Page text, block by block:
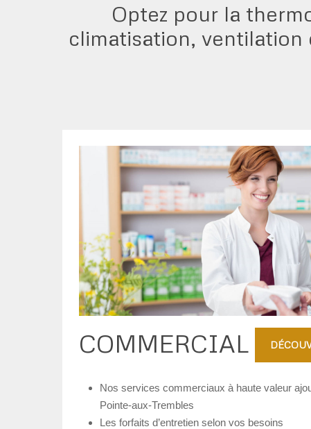
Optez pour la
climatisation, ventilation
COMMERCIAL
Nos services commerciaux à haute valeur
Pointe-aux-Trembles
Les forfaits d’entretien selon vos besoins